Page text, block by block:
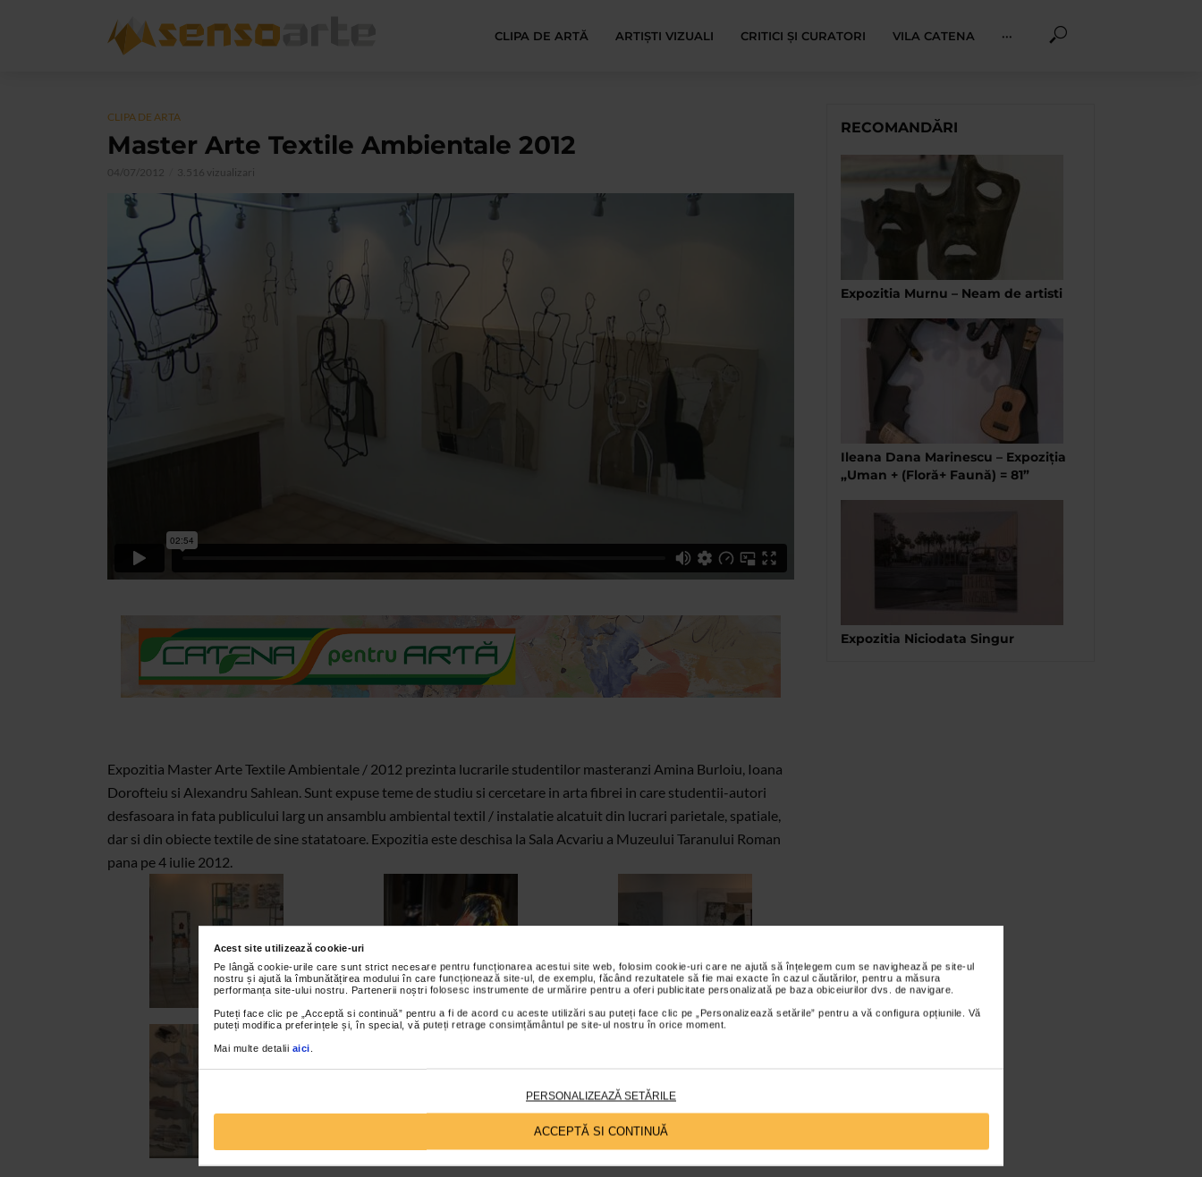
Acest site utilizează cookie-uri
Pe lângă cookie-urile care sunt strict necesare pentru funcționarea acestui site web, folosim cookie-uri care ne ajută să înțelegem cum se navighează pe site-ul
nostru și ajută la îmbunătățirea modului în care funcționează site-ul, de exemplu, făcând rezultatele să fie mai exacte în cazul căutărilor, pentru a măsura
performanța site-ului nostru. Partenerii noștri folosesc instrumente de urmărire pentru a oferi publicitate personalizată pe baza obiceiurilor dvs. de navigare.
Puteți face clic pe „Acceptă si continuă” pentru a fi de acord cu aceste utilizări sau puteți face clic pe „Personalizează setările” pentru a vă configura opțiunile. Vă
puteți modifica preferințele și, în special, vă puteți retrage consimțământul pe site-ul nostru în orice moment.
Mai multe detalii aici
PERSONALIZEAZĂ SETĂRILE
ACCEPTĂ SI CONTINUĂ
CLIPA DE ARTĂ ARTIȘTI VIZUALI CRITICI ȘI CURATORI VILA CATENA ···
CLIPA DE ARTA
Master Arte Textile Ambientale 2012
04/07/2012 3.516 vizualizari
Expozitia Master Arte Textile Ambientale / 2012 prezinta lucrarile studentilor masteranzi Amina Burloiu, Ioana
Dorofteiu si Alexandru Sahlean. Sunt expuse teme de studiu si cercetare in arta fibrei in care studentii-autori
desfasoara in fata publicului larg un ansamblu ambiental textil / instalatie alcatuit din lucrari parietale, spatiale,
dar si din obiecte textile de sine statatoare. Expozitia este deschisa la Sala Acvariu a Muzeului Taranului Roman
pana pe 4 iulie 2012.
RECOMANDĂRI
Expozitia Murnu – Neam de artisti
Ileana Dana Marinescu – Expoziția
„Uman + (Floră+ Faună) = 81”
Expozitia Niciodata Singur